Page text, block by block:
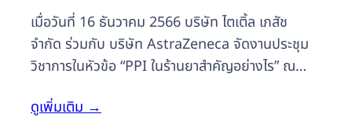
เมื่อวันที่ 16 ธันวาคม 2566 บริษัท ไตเติ้ล เภสัช
จำกัด ร่วมกับ บริษัท AstraZeneca จัดงานประชุม
วิชาการในหัวข้อ “PPI ในร้านยาสำคัญอย่างไร” ณ
ร่วมกว่า 40 ร้าน เป็นการอัพเดทความรู้ แลกเปลี่ยน
ดูเพิ่มเติม→